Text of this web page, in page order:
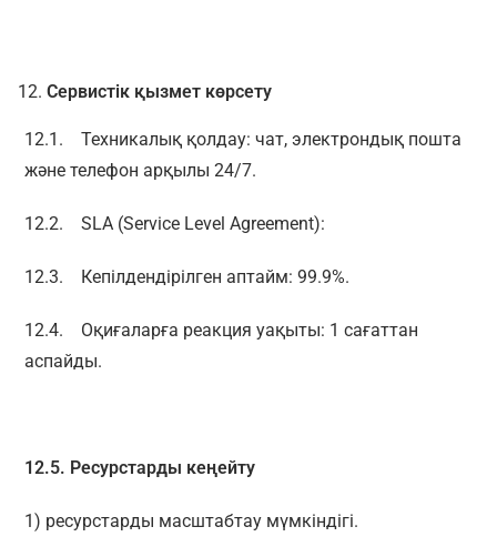
Сервистік қызмет көрсету
12.1. Техникалық қолдау: чат, электрондық пошта
және телефон арқылы 24/7.
12.2. SLA (Service Level Agreement):
12.3. Кепілдендірілген аптайм: 99.9%.
12.4. Оқиғаларға реакция уақыты: 1 сағаттан
аспайды.
12.5. Ресурстарды кеңейту
1) ресурстарды масштабтау мүмкіндігі.